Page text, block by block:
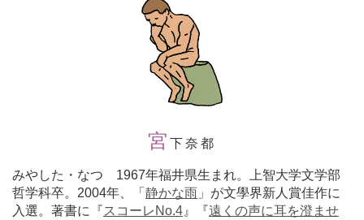
宮 下奈都
みやした・なつ 1967年福井県生まれ。上智大学文学部
哲学科卒。2004年、「 静かな雨 」が文學界新人賞佳作に
入選。著書に『スコーレNo.4 』『遠くの声に耳を澄ませ